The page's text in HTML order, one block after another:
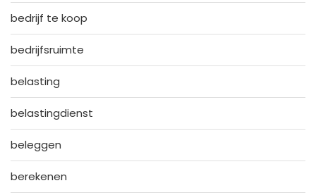
bedrijf te koop
bedrijfsruimte
belasting
belastingdienst
beleggen
berekenen